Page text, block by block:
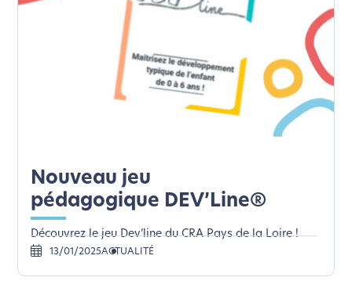
Nouveau jeu
pédagogique DEV’Line®
Découvrez le jeu Dev’line du CRA Pays de la Loire !
13/01/2025ACTUALITÉ